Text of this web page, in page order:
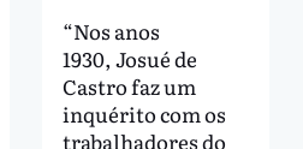
“Nos anos
1930, Josué de
Castro faz um
inquérito com os
trabalhadores do